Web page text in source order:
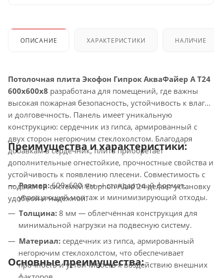
ОПИСАНИЕ ХАРАКТЕРИСТИКИ НАЛИЧИЕ
Потолочная плита Экофон Гипрок АкваФайер А T24
600x600x8 разработана для помещений, где важны
высокая пожарная безопасность, устойчивость к влаге
и долговечность. Панель имеет уникальную
конструкцию: сердечник из гипса, армированный с
двух сторон негорючим стеклохолстом. Благодаря
добавкам в сердечник, плита приобретает
дополнительные огнестойкие, прочностные свойства и
устойчивость к появлению плесени. Совместимость с
подвесной системой Ecophon Alaid 24 делает установку
удобной и надёжной.
Преимущества и характеристики:
Размер:600x600 мм — стандартный формат,
упрощающий монтаж и минимизирующий отходы.
Толщина: 8 мм — облегчённая конструкция для
минимальной нагрузки на подвесную систему.
Материал: сердечник из гипса, армированный
негорючим стеклохолстом, что обеспечивает
прочность и устойчивость к воздействию внешних
Основные преимущества: